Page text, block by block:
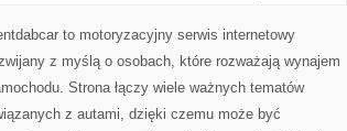
to motoryzacyjny serwis internetowy
z myślą o osobach, które rozważają wynajem
Strona łączy wiele ważnych tematów
z autami, dzięki czemu może być